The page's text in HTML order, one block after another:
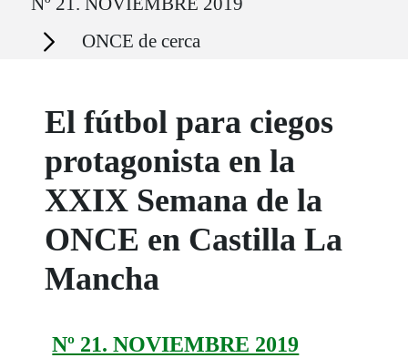
Secciones ONCE de cerca
El fútbol para ciegos
protagonista en la
XXIX Semana de la
ONCE en Castilla La
Mancha
Nº 21. NOVIEMBRE 2019